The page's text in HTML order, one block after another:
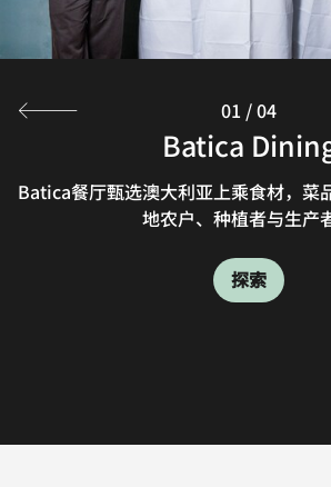
Batica
Batica餐厅甄选澳大利亚上乘食材，菜
地农户、种植者与生产
探索
The Charles
The Charles是布里斯班的一家航空主
意小酌的好去处。我们对经典的大堂吧
酒、精酿啤酒及各式大小盘
Nautilus Pool
到布里斯班的池畔酒吧Nautilus沐
Charles享用小盘餐点和精致
探索
Westin Club
威斯汀俱乐部每日供应自助早餐，晚间
饮品。这间餐厅仅对万豪旅享家礼赏计
探索
01 /04